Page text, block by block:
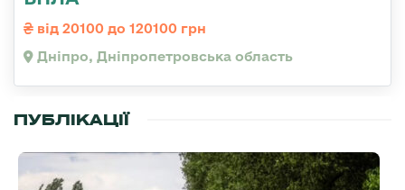
від 20100 до 120100 грн
Дніпро, Дніпропетровська область
ПУБЛІКАЦІЇ